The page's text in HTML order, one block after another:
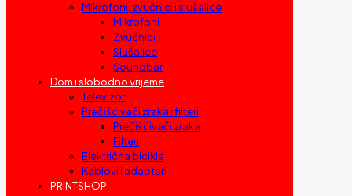
Mikrofoni, zvučnici i slušalice
Mikrofoni
Zvučnici
Slušalice
Soundbar
Dom i slobodno vrijeme
Televizori
Prečišćivači zraka i filteri
Prečišćivači zraka
Filteri
Električna bicikla
Kablovi i adapteri
PRINTSHOP